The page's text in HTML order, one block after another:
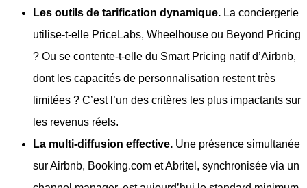
Les outils de tarification dynamique. La conciergerie
utilise-t-elle PriceLabs, Wheelhouse ou Beyond Pricing
? Ou se contente-t-elle du Smart Pricing natif d’Airbnb,
dont les capacités de personnalisation restent très
limitées ? C’est l’un des critères les plus impactants sur
les revenus réels.
La multi-diffusion effective. Une présence simultanée
sur Airbnb, Booking.com et Abritel, synchronisée via un